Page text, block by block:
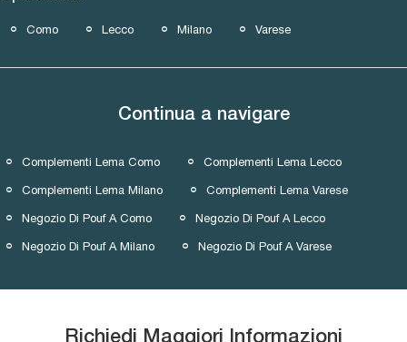
Como Lecco Milano Varese
Continua a navigare
Complementi Lema Como Complementi Lema Lecco
Complementi Lema Milano Complementi Lema Varese
Negozio Di Pouf A Como Negozio Di Pouf A Lecco
Negozio Di Pouf A Milano Negozio Di Pouf A Varese
Richiedi Maggiori Informazioni